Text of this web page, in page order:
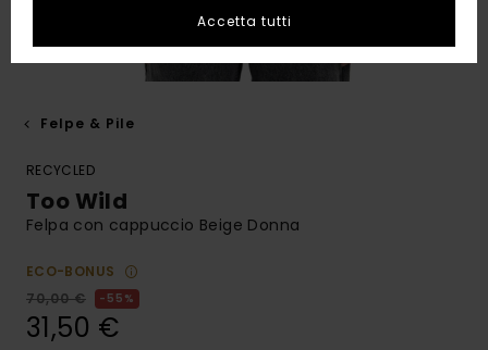
Felpe & Pile
RECYCLED
Too Wild
Felpa con cappuccio Beige Donna
ECO-BONUS
70,00 €
55%
31,50 €
Accetta tutti